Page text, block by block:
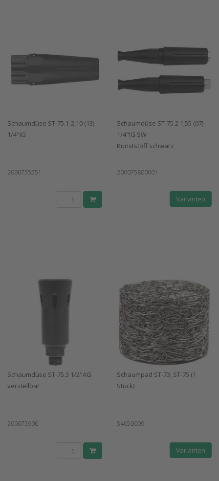
Schaumdüse ST-75.1-2,10 (13)
1/4"IG
2000755551
Schaumdüse ST-75.2 1,55 (07)
1/4"IG SW
Kunststoff schwarz
200075800001
Varianten
Schaumdüse ST-75.3 1/2"AG
verstellbar
200075900
Schaumpad ST-73; ST-75 (1
Stück)
54050009
Varianten